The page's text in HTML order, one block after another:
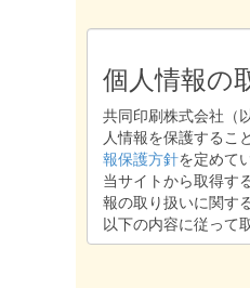
個人情報の
共同印刷株式会社（
人情報を保護するこ
報保護方針を定めて
当サイトから取得す
報の取り扱いに関す
以下の内容に従って